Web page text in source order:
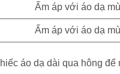
áo dạ dài qua hông